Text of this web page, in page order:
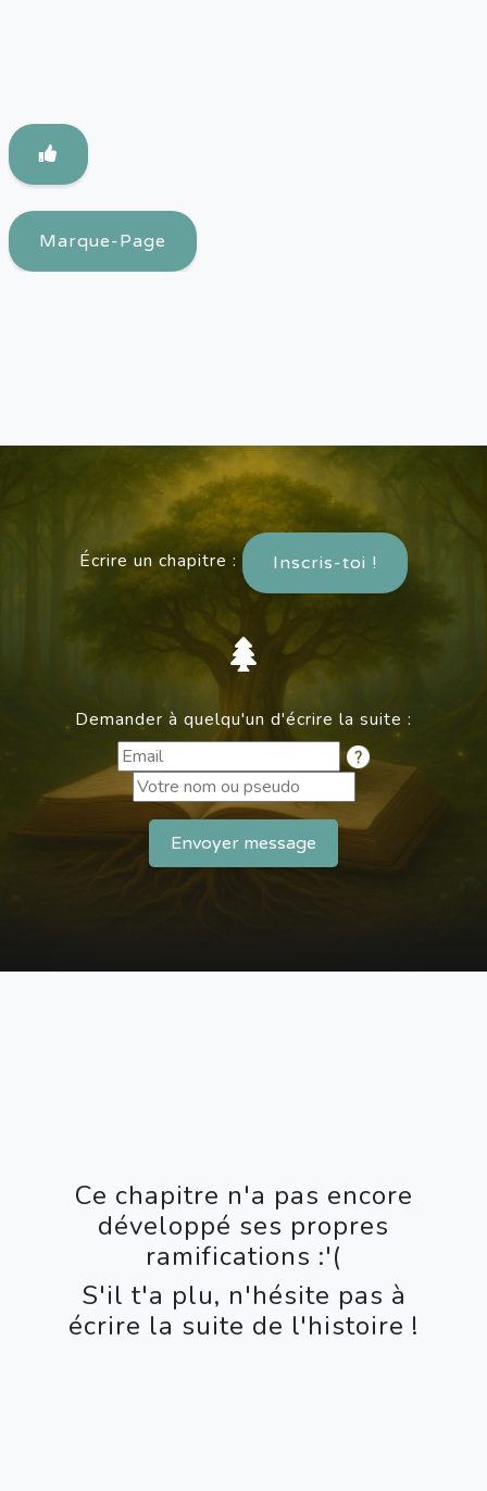
Marque-Page
Écrire un chapitre : Inscris-toi !
Demander à quelqu'un d'écrire la suite :
Envoyer message
Ce chapitre n'a pas encore
développé ses propres
ramifications :'(
S'il t'a plu, n'hésite pas à
écrire la suite de l'histoire !